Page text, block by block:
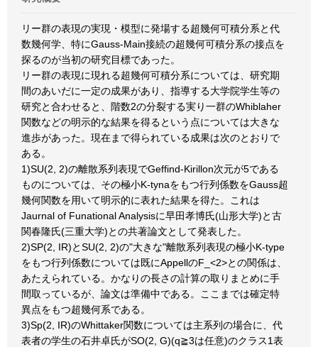
リー群の表現の実現・模型に発場する超幾何可積分系と代
数幾何学、特にGauss-Main接続の超幾何可積分系の接点を
探るのが当初の研究目標であった。
リー群の表現に現れる超幾何可積分系については、研究期
間のあいだに一定の成果があり、指導する大学院学生等の
研究と合わせると、階数2の分裂する実り一群のWhiblaher
関数などの明示的な結果を得るという点については大きな
進歩があった。現在まで得られている成果は次のとおりで
ある。
1)SU(2, 2)の離散系列表現でGeffind-Kirillon次元が5である
ものについては、その極小K-tynaをもつ行列係数をGauss超
幾何関数を用いて明示的に表れた結果を得た。これは
Jaurnal of Funational Analysisに早田孝博氏(山形大学)と古
関春隆氏(三重大学)との共著論文として発表した。
2)SP(2, IR)とSU(2, 2)の"大きな"離散系列表現の極小K-type
をもつ行列係数については既にAppellのF_<2>との関係は、
あたえられている。かなりの長さの計算の取りまとめに手
間取っているが、論文は準備中である。ここまでは確定特
異点をもつ超幾何系である。
3)Sp(2, IR)のWhittaker関数については主系列の場合に、代
表者の学生の石井卓氏がSO(2, G)(q≧3は任意)のクラス1表